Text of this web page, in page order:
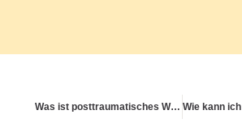
Was ist posttraumatisches Wachstum – und was bedeutet das im Alltag?